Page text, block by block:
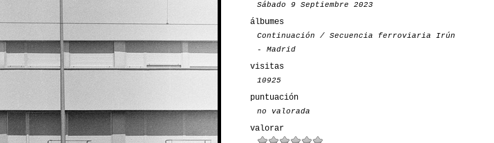
Sábado 9 Septiembre 2023
álbumes
Continuación / Secuencia ferroviaria Irún
- Madrid
visitas
10925
puntuación
no valorada
valorar